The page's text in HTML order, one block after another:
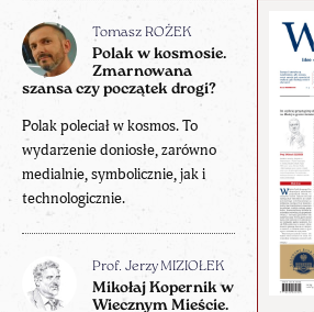
Tomasz ROŻEK
Polak w kosmosie.
Zmarnowana
szansa czy początek drogi?
Polak poleciał w kosmos. To
wydarzenie doniosłe, zarówno
medialnie, symbolicznie, jak i
technologicznie.
Prof. Jerzy MIZIOŁEK
Mikołaj Kopernik w
Wiecznym Mieście.